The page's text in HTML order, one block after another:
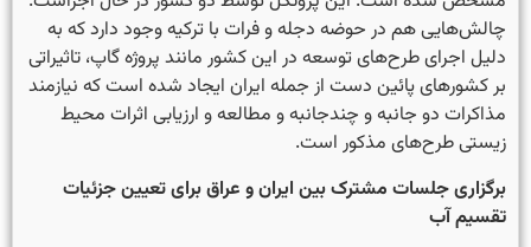
چالش‌هایی هم در حوضه دجله و فرات با ترکیه وجود دارد که به
دلیل اجرای طرح­‌های توسعه در این کشور مانند پروژه گاپ، تاثیراتی
بر کشورهای پائین­ دست از جمله ایران ایجاد شده است که نیازمند
مذاکرات دو جانبه و چندجانبه و مطالعه و ارزیابی اثرات محیط
زیستی طرح­‌های مذکور است.
برگزاری جلسات مشترک بین ایران و عراق برای تعیین جزئیات
تقسیم آب